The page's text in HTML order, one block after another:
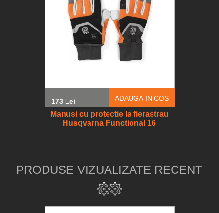
173 Lei ADAUGA IN COS
Manusi cu protectie la fierastrau
Husqvarna Functional 16
PRODUSE VIZUALIZATE RECENT